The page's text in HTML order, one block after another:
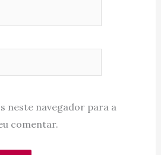
neste navegador para a
comentar.